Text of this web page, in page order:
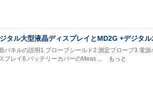
タル大型液晶ディスプレイとMD2G +デジタ
パネルの説明1.プローブシールド2.測定プローブ3.電
プレイ6.バッテリーカバーのMeas ...
もっと